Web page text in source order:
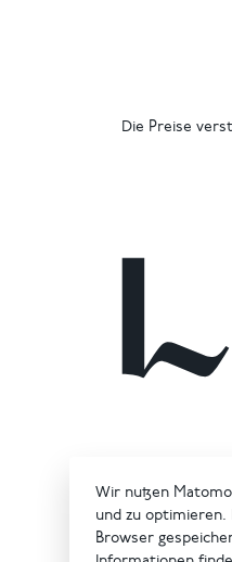
Die Preise
Wir nutzen
und zu optimieren.
Browser